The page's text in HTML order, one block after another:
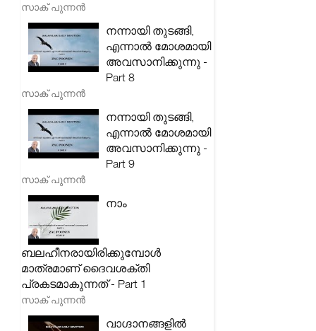
സാക് പുന്നൻ
നന്നായി തുടങ്ങി,
എന്നാൽ മോശമായി
അവസാനിക്കുന്നു -
Part 8
സാക് പുന്നൻ
നന്നായി തുടങ്ങി,
എന്നാൽ മോശമായി
അവസാനിക്കുന്നു -
Part 9
സാക് പുന്നൻ
നാം
ബലഹീനരായിരിക്കുമ്പോൾ
മാത്രമാണ് ദൈവശക്തി
പ്രകടമാകുന്നത് - Part 1
സാക് പുന്നൻ
വാഗ്ദാനങ്ങളിൽ